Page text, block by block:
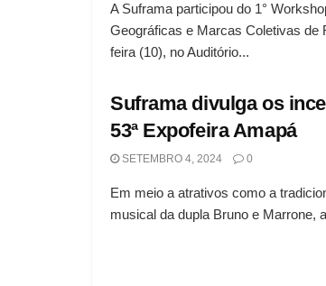
A Suframa participou do 1°
Geográficas e Marcas Coletivas de
feira (10), no Auditório...
Suframa divulga os
53ª Expofeira Amapá
SETEMBRO 4, 2024 0
Em meio a atrativos como a
musical da dupla Bruno e Marrone,